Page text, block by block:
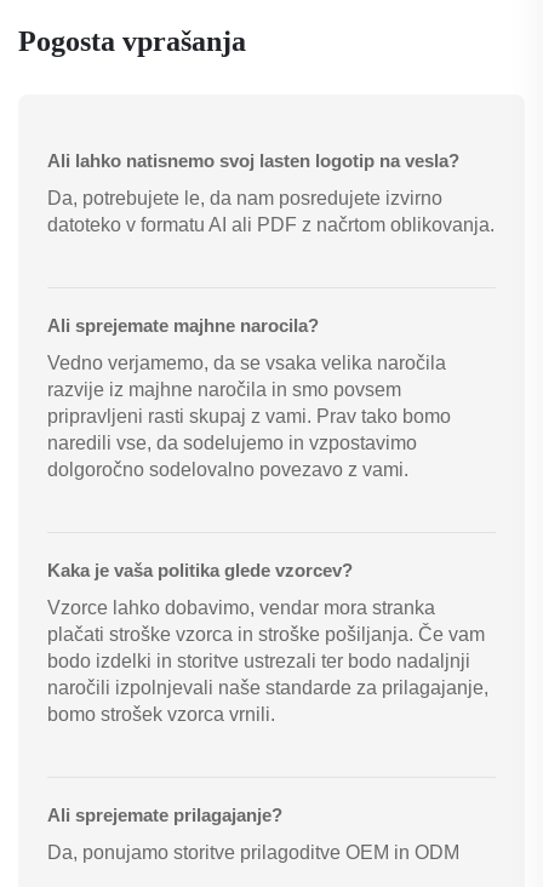
Pogosta vprašanja
Ali lahko natisnemo svoj lasten logotip na vesla?
Da, potrebujete le, da nam posredujete izvirno
datoteko v formatu AI ali PDF z načrtom oblikovanja.
Ali sprejemate majhne narocila?
Vedno verjamemo, da se vsaka velika naročila
razvije iz majhne naročila in smo povsem
pripravljeni rasti skupaj z vami. Prav tako bomo
naredili vse, da sodelujemo in vzpostavimo
dolgoročno sodelovalno povezavo z vami.
Kaka je vaša politika glede vzorcev?
Vzorce lahko dobavimo, vendar mora stranka
plačati stroške vzorca in stroške pošiljanja. Če vam
bodo izdelki in storitve ustrezali ter bodo nadaljnji
naročili izpolnjevali naše standarde za prilagajanje,
bomo strošek vzorca vrnili.
Ali sprejemate prilagajanje?
Da, ponujamo storitve prilagoditve OEM in ODM